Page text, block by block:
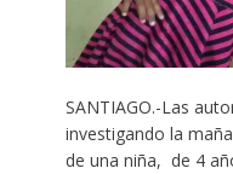
SANTIAGO.-Las
investigando la
de una niña, de 4